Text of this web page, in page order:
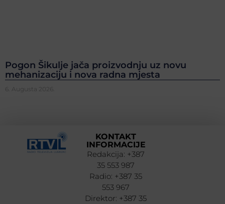
Pogon Šikulje jača proizvodnju uz novu
mehanizaciju i nova radna mjesta
6. Augusta 2026.
KONTAKT
INFORMACIJE
Redakcija: +387
35 553 987
Radio: +387 35
553 967
Direktor: +387 35